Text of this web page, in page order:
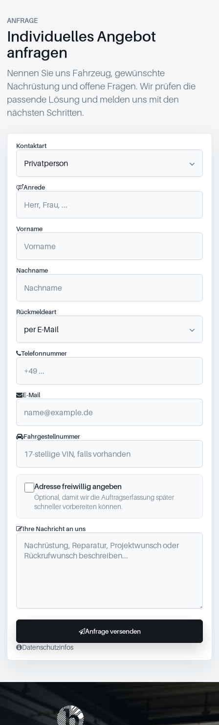
ANFRAGE
Individuelles Angebot
anfragen
Nennen Sie uns Fahrzeug, gewünschte
Nachrüstung und offene Fragen. Wir prüfen die
passende Lösung und melden uns mit den
nächsten Schritten.
Kontaktart
Anrede
Vorname
Nachname
Rückmeldeart
Telefonnummer
E-Mail
Fahrgestellnummer
Adresse freiwillig angeben
Optional, damit wir die Auftragserfassung später
schneller vorbereiten können.
Ihre Nachricht an uns
Datenschutzinfos
Anfrage versenden